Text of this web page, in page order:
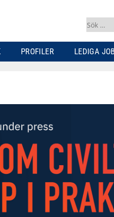
Sök
efter:
PROFILER LEDIGA